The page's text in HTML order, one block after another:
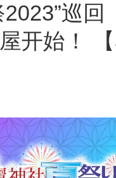
巡回
开始！